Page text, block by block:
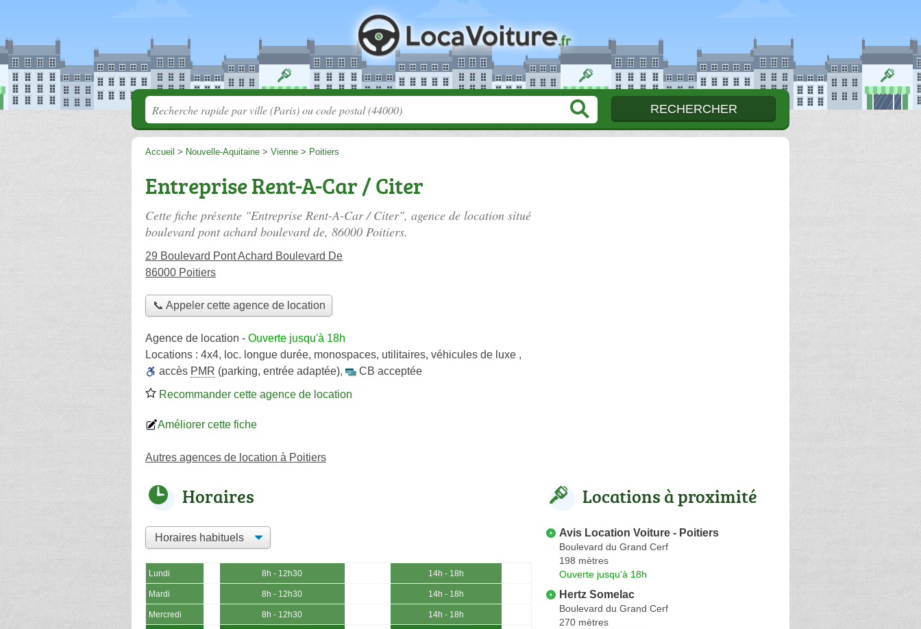
Accueil > Nouvelle-Aquitaine > Vienne > Poitiers
Entreprise Rent-A-Car / Citer
Cette fiche présente "Entreprise Rent-A-Car / Citer", agence de location situé
boulevard pont achard boulevard de, 86000 Poitiers.
29 Boulevard Pont Achard Boulevard De
86000 Poitiers
📞 Appeler cette agence de location
Agence de location - Ouverte jusqu'à 18h
Locations : 4x4, loc. longue durée, monospaces, utilitaires, véhicules de luxe ,
accès PMR (parking, entrée adaptée),
CB acceptée
Recommander cette agence de location
Améliorer cette fiche
Autres agences de location à Poitiers
Horaires
Lundi 8h - 12h30 14h - 18h
Mardi 8h - 12h30 14h - 18h
Mercredi 8h - 12h30 14h - 18h
Locations à proximité
Avis Location Voiture - Poitiers
Boulevard du Grand Cerf
198 mètres
Ouverte jusqu'à 18h
Hertz Somelac
Boulevard du Grand Cerf
270 mètres